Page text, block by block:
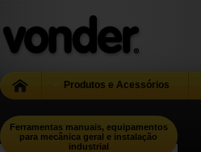
Produtos e Acessórios
Ferramentas manuais, equipamentos
para mecânica geral e instalação
industrial